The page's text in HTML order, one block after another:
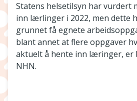
Statens helsetilsyn har vurdert
inn lærlinger i 2022, men dette
grunnet få egnete
blant annet at flere oppgaver
aktuelt å hente inn læringer,
NHN.